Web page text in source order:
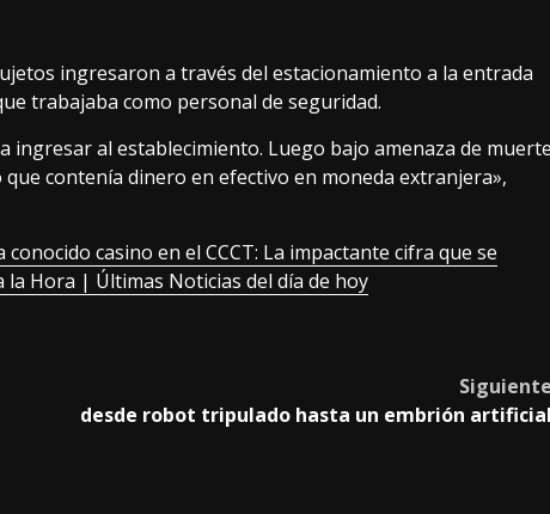
ingresaron a través del estacionamiento a la entrada
trabajaba como personal de seguridad.
ingresar al establecimiento. Luego bajo amenaza de
contenía dinero en efectivo en moneda extranjera»,
casino en el CCCT: La impactante cifra que se
la Hora | Últimas Noticias del día de hoy
desde robot tripulado hasta un embrión